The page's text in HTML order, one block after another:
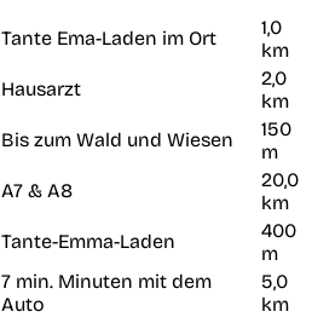
Tante Ema-Laden im Ort
1,0
km
Hausarzt
2,0
km
Bis zum Wald und Wiesen
150
m
A7 & A8
20,0
km
Tante-Emma-Laden
400
m
7 min. Minuten mit dem
Auto
5,0
km